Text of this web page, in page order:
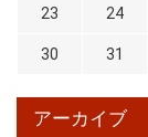
23 24
30 31
アーカイブ